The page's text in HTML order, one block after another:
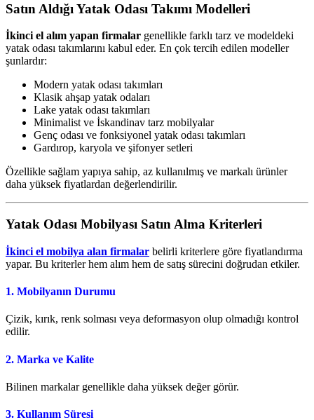
Satın Aldığı Yatak Odası Takımı Modelleri
İkinci el alım yapan firmalar genellikle farklı tarz ve modeldeki
yatak odası takımlarını kabul eder. En çok tercih edilen modeller
şunlardır:
Modern yatak odası takımları
Klasik ahşap yatak odaları
Lake yatak odası takımları
Minimalist ve İskandinav tarz mobilyalar
Genç odası ve fonksiyonel yatak odası takımları
Gardırop, karyola ve şifonyer setleri
Özellikle sağlam yapıya sahip, az kullanılmış ve markalı ürünler
daha yüksek fiyatlardan değerlendirilir.
Yatak Odası Mobilyası Satın Alma Kriterleri
İkinci el mobilya alan firmalar belirli kriterlere göre fiyatlandırma
yapar. Bu kriterler hem alım hem de satış sürecini doğrudan etkiler.
1. Mobilyanın Durumu
Çizik, kırık, renk solması veya deformasyon olup olmadığı kontrol
edilir.
2. Marka ve Kalite
Bilinen markalar genellikle daha yüksek değer görür.
3. Kullanım Süresi